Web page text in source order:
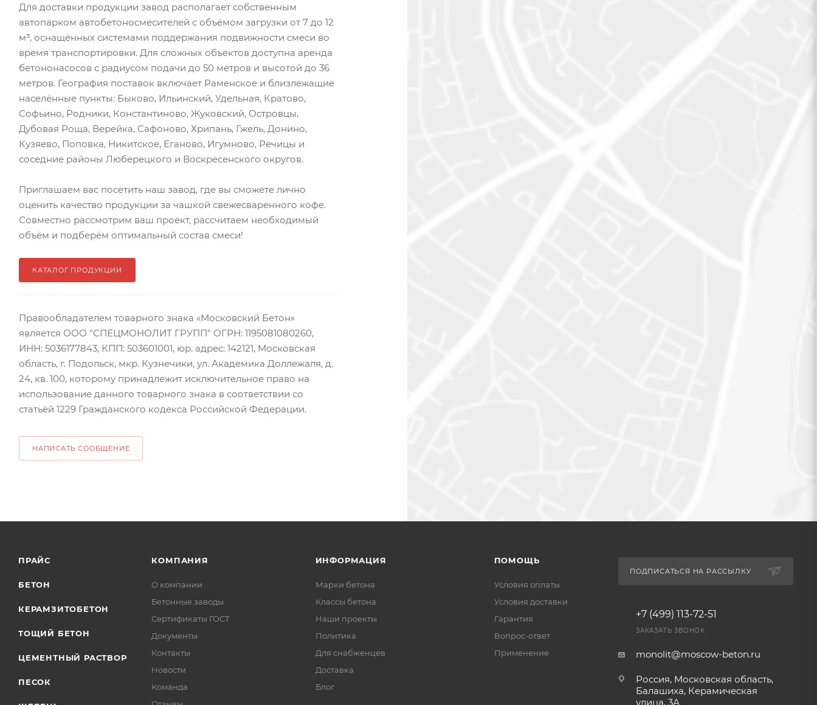
Для доставки продукции завод располагает собственным
автопарком автобетоносмесителей с объёмом загрузки от 7 до 12
м³, оснащённых системами поддержания подвижности смеси во
время транспортировки. Для сложных объектов доступна аренда
бетононасосов с радиусом подачи до 50 метров и высотой до 36
метров. География поставок включает Раменское и близлежащие
населённые пункты: Быково, Ильинский, Удельная, Кратово,
Софьино, Родники, Константиново, Жуковский, Островцы,
Дубовая Роща, Верейка, Сафоново, Хрипань, Гжель, Донино,
Кузяево, Поповка, Никитское, Еганово, Игумново, Речицы и
соседние районы Люберецкого и Воскресенского округов.
Приглашаем вас посетить наш завод, где вы сможете лично
оценить качество продукции за чашкой свежесваренного кофе.
Совместно рассмотрим ваш проект, рассчитаем необходимый
объём и подберём оптимальный состав смеси!
КАТАЛОГ ПРОДУКЦИИ
Правообладателем товарного знака «Московский Бетон»
является ООО "СПЕЦМОНОЛИТ ГРУПП" ОГРН: 1195081080260,
ИНН: 5036177843, КПП: 503601001, юр. адрес: 142121, Московская
область, г. Подольск, мкр. Кузнечики, ул. Академика Доллежаля, д.
24, кв. 100, которому принадлежит исключительное право на
использование данного товарного знака в соответствии со
статьёй 1229 Гражданского кодекса Российской Федерации.
НАПИСАТЬ СООБЩЕНИЕ
ПРАЙС
БЕТОН
КЕРАМЗИТОБЕТОН
ТОЩИЙ БЕТОН
ЦЕМЕНТНЫЙ РАСТВОР
ПЕСОК
КОМПАНИЯ
О компании
Бетонные заводы
Сертификаты ГОСТ
Документы
Контакты
Новости
Команда
ИНФОРМАЦИЯ
Марки бетона
Классы бетона
Наши проекты
Политика
Для снабженцев
Доставка
Блог
ПОМОЩЬ
Условия оплаты
Условия доставки
Гарантия
Вопрос-ответ
Применение
ПОДПИСАТЬСЯ НА РАССЫЛКУ
+7 (499) 113-72-51
ЗАКАЗАТЬ ЗВОНОК
monolit@moscow-beton.ru
Россия, Московская область,
Балашиха, Керамическая
улица, 3А